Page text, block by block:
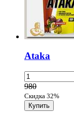
Ataka
980
Скидка 32%